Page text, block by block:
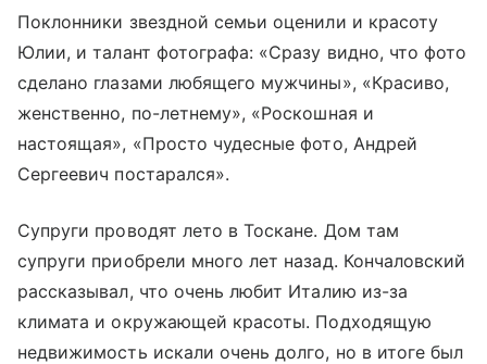
Поклонники звездной семьи оценили и красоту
Юлии, и талант фотографа: «Сразу видно, что фото
сделано глазами любящего мужчины», «Красиво,
женственно, по-летнему», «Роскошная и
настоящая», «Просто чудесные фото, Андрей
Сергеевич постарался».
Супруги проводят лето в Тоскане. Дом там
супруги приобрели много лет назад. Кончаловский
рассказывал, что очень любит Италию из-за
климата и окружающей красоты. Подходящую
недвижимость искали очень долго, но в итоге был